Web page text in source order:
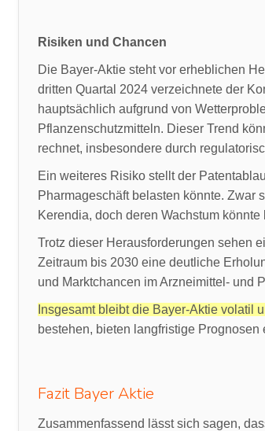
Risiken und Chancen
Die Bayer-Aktie steht vor erheblichen
dritten Quartal 2024 verzeichnete der
hauptsächlich aufgrund von
Pflanzenschutzmitteln. Dieser Trend
rechnet, insbesondere durch
Ein weiteres Risiko stellt der
Pharmageschäft belasten könnte. Zwar
Kerendia, doch deren Wachstum
Trotz dieser Herausforderungen sehen
Zeitraum bis 2030 eine deutliche
und Marktchancen im Arzneimittel- und
Insgesamt bleibt die Bayer-Aktie volatil
bestehen, bieten langfristige
Fazit Bayer Aktie
Zusammenfassend lässt sich sagen,